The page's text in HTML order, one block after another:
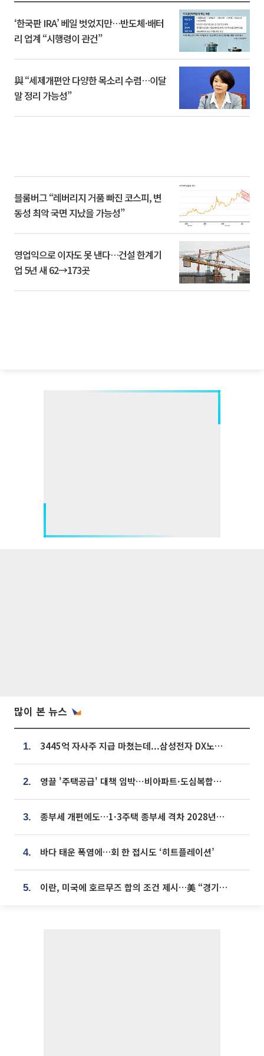
‘한국판 IRA’ 베일 벗었지만…반도체·배터
리 업계 “시행령이 관건”
與 “세제개편안 다양한 목소리 수렴…이달
말 정리 가능성”
블룸버그 “레버리지 거품 빠진 코스피, 변
동성 최악 국면 지났을 가능성”
영업익으로 이자도 못 낸다…건설 한계기
업 5년 새 62→173곳
많이 본 뉴스
1. 3445억 자사주 지급 마쳤는데...삼성전자 DX노조, 뒤늦은 '떼쓰기 집회'
2. 영끌 '주택공급' 대책 임박⋯비아파트·도심복합까지 총동원
3. 종부세 개편에도…1·3주택 종부세 격차 2028년부터 확대
4. 바다 태운 폭염에…회 한 접시도 ‘히트플레이션’
5. 이란, 미국에 호르무즈 합의 조건 제시…美 “경기 아직 안 끝나” [종합]